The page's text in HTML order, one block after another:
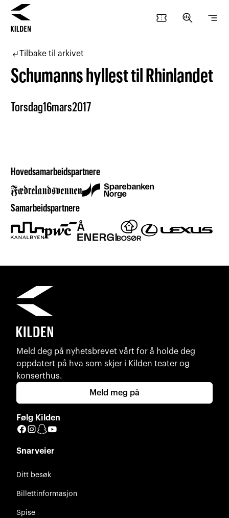
confirmation_number search_insights segment
subdirectory_arrow_leftTilbake til arkivet
Schumanns hyllest til Rhinlandet
Torsdag16mars2017
Hovedsamarbeidspartnere
Samarbeidspartnere
Meld deg på nyhetsbrevet vårt for å holde deg
oppdatert på hva som skjer i Kilden teater og
konserthus.
Meld meg på
Følg Kilden
Facebook
Instagram
Snapchat
Snarveier
Ditt besøk
Billettinformasjon
Spise